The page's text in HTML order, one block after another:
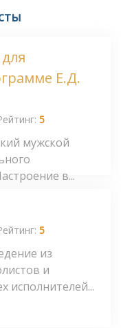
Е.Д.
5
мужской
в...
5
из
и
исполнителей...